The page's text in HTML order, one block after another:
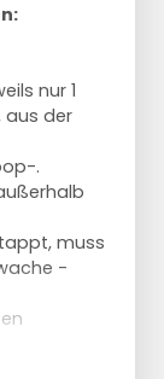
nur 1
aus der
.
muss
-